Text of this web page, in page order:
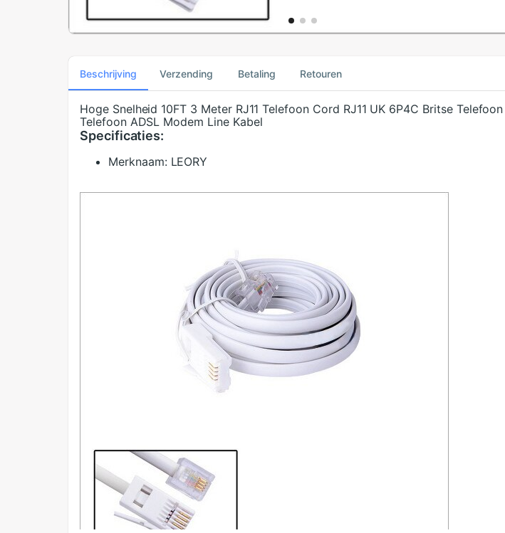
Beschrijving Verzending Betaling Retouren
Hoge Snelheid 10FT 3 Meter RJ11 Telefoon Cord RJ11 UK 6P4C Britse Telefoon
Telefoon ADSL Modem Line Kabel
Specificaties:
Merknaam: LEORY